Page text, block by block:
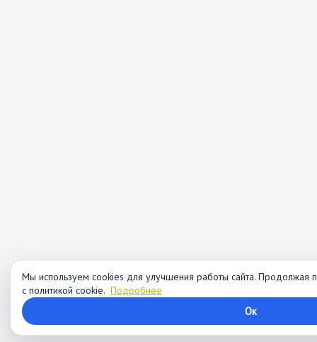
Мы используем cookies для улучшения работы сайта. Продолжая
с политикой cookie. Подробнее
Ок